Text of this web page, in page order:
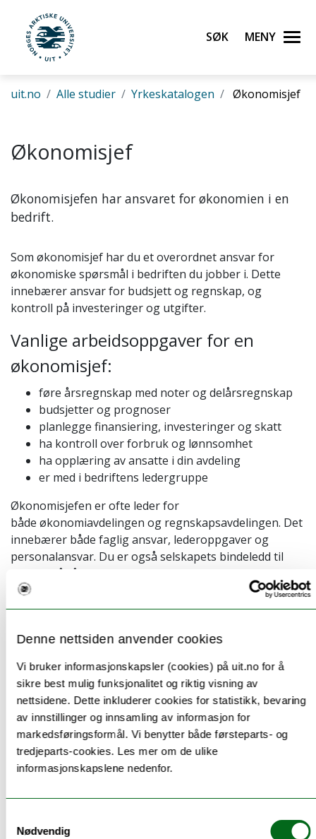
Denne nettsiden anvender cookies
Vi bruker informasjonskapsler (cookies) på uit.no for å
sikre best mulig funksjonalitet og riktig visning av
nettsidene. Dette inkluderer cookies for statistikk, bevaring
av innstillinger og innsamling av informasjon for
markedsføringsformål. Vi benytter både førsteparts- og
tredjeparts-cookies. Les mer om de ulike
informasjonskapslene nedenfor.
Nødvendig
Gå til hovedinnhold
UiT Norges arktiske universitet
Søk Meny
uit.no Alle studier Yrkeskatalogen Økonomisjef
Økonomisjef
Økonomisjefen har ansvaret for økonomien i en
bedrift.
Som økonomisjef har du et overordnet ansvar for
økonomiske spørsmål i bedriften du jobber i. Dette
innebærer ansvar for budsjett og regnskap, og
kontroll på investeringer og utgifter.
Vanlige arbeidsoppgaver for en
økonomisjef:
føre årsregnskap med noter og delårsregnskap
budsjetter og prognoser
planlegge finansiering, investeringer og skatt
ha kontroll over forbruk og lønnsomhet
ha opplæring av ansatte i din avdeling
er med i bedriftens ledergruppe
Økonomisjefen er ofte leder for
både økonomiavdelingen og regnskapsavdelingen. Det
innebærer både faglig ansvar, lederoppgaver og
personalansvar. Du er også selskapets bindeledd til
revisor når årsoppgjøret skal godkjennes.
er økonomidirektør,
regnskapsdirektør og CFO.
Hvor kan jeg jobbe?
Økonomisjefer jobber i privat næringsliv,
organisasjoner eller i offentlig sektor.
Yrkesbeskrivelsen er basert på åpne data fra utdanning.no og er
underlagt Norsk lisens for offentlige data (NLOD). Teksten
vedlikeholdes på utdanning.no.